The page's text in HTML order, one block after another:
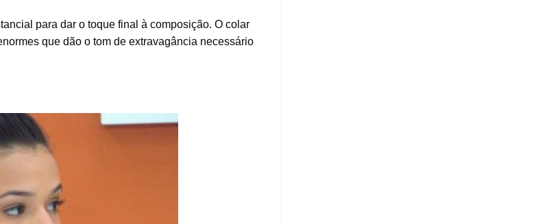
para dar o toque final à composição. O colar
que dão o tom de extravagância necessário